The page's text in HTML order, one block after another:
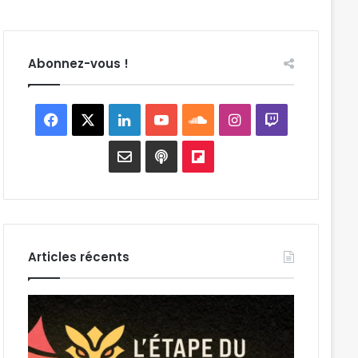
Abonnez-vous !
Facebook LinkedinYouTubeSoundCloud
Instagram
Twitch
Newsletter
GoogleFlipboard
Articles récents
du
Graoully
: